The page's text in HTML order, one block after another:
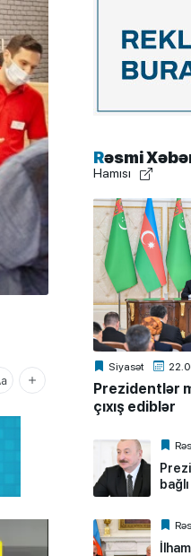
Rəsmi
Hamısı
Siyasət
Prezidentlər
çıxış ediblər